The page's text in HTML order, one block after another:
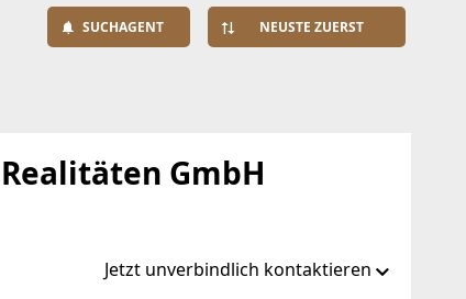
SUCHAGENT NEUSTE ZUERST
GmbH
Jetzt unverbindlich kontaktieren